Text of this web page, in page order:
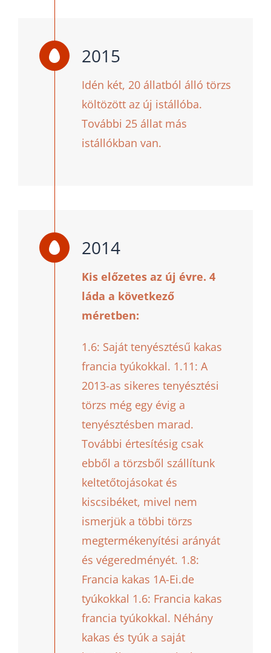
2015
Idén két, 20 állatból álló törzs
költözött az új istállóba.
További 25 állat más
istállókban van.
2014
Kis előzetes az új évre. 4
láda a következő
méretben:
1.6: Saját tenyésztésű kakas
francia tyúkokkal. 1.11: A
2013-as sikeres tenyésztési
törzs még egy évig a
tenyésztésben marad.
További értesítésig csak
ebből a törzsből szállítunk
keltetőtojásokat és
kiscsibéket, mivel nem
ismerjük a többi törzs
megtermékenyítési arányát
és végeredményét. 1.8:
Francia kakas 1A-Ei.de
tyúkokkal 1.6: Francia kakas
francia tyúkokkal. Néhány
kakas és tyúk a saját